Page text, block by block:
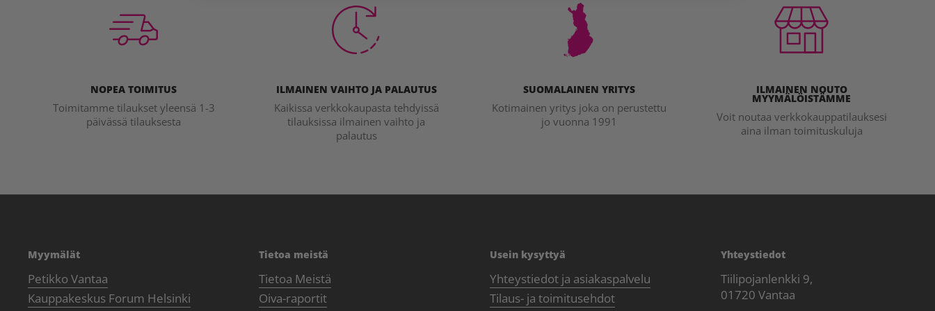
NOPEA TOIMITUS
Toimitamme tilaukset yleensä 1-3
päivässä tilauksesta
ILMAINEN VAIHTO JA PALAUTUS
Kaikissa verkkokaupasta tehdyissä
tilauksissa ilmainen vaihto ja
palautus
SUOMALAINEN YRITYS
Kotimainen yritys joka on perustettu
jo vuonna 1991
ILMAINEN NOUTO
MYYMÄLÖISTÄMME
Voit noutaa verkkokauppatilauksesi
aina ilman toimituskuluja
Myymälät
Petikko Vantaa
Kauppakeskus Forum Helsinki
Tietoa meistä
Tietoa Meistä
Oiva-raportit
Usein kysyttyä
Yhteystiedot ja asiakaspalvelu
Tilaus- ja toimitusehdot
Yhteystiedot
Tiilipojanlenkki 9,
01720 Vantaa